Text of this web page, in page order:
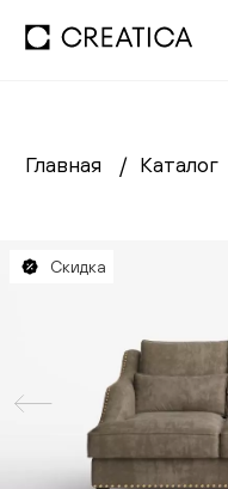
Заказать обратный звонок
Каталог
Кровати
Cтулья
Главная Каталог
Скидка